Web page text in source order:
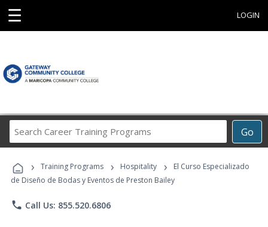
☰ LOGIN
Go
Career
Programs
› Training Programs › Hospitality ›
El Curso Especializado
de Diseño de Bodas y Eventos de Preston Bailey
phone Call Us: 855.520.6806